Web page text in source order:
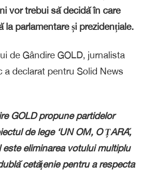
vor trebui să decidă în care
la parlamentare și prezidențiale.
de Gândire GOLD, jurnalista
a declarat pentru Solid News
GOLD propune partidelor
de lege‘UN OM, O ȚARĂ,
este eliminarea votului multiplu
cetățenie pentru a respecta